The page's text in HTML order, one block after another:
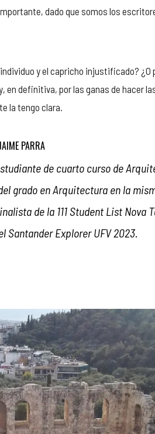
dado que somos los
y el capricho injustificado? ¿O
en definitiva, por las ganas de hacer
la tengo clara.
PARRA
de cuarto curso de
grado en Arquitectura en la
de la 111 Student List Nova
Santander Explorer UFV 2023.